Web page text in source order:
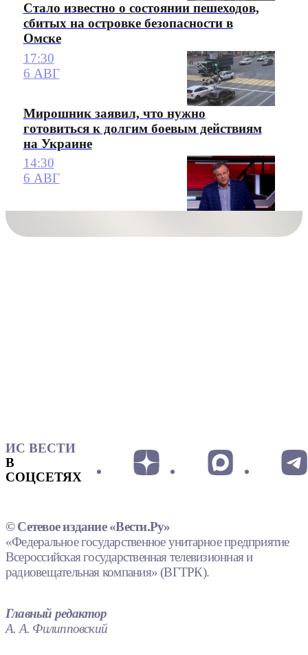
Стало известно о состоянии пешеходов,
сбитых на островке безопасности в
Омске
17:30
6 АВГ
Мирошник заявил, что нужно
готовиться к долгим боевым действиям
на Украине
14:30
6 АВГ
ИС ВЕСТИ
В
СОЦСЕТЯХ
© Сетевое издание «Вести.Ру»
«Федеральное государственное унитарное предприятие
Всероссийская государственная телевизионная и
радиовещательная компания» (ВГТРК).
Главный редактор
А. А. Филипповский